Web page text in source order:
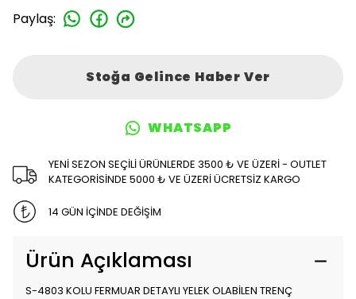
Paylaş:
Stoğa Gelince Haber Ver
WHATSAPP
YENİ SEZON SEÇİLİ ÜRÜNLERDE 3500 ₺ VE ÜZERİ - OUTLET
KATEGORİSİNDE 5000 ₺ VE ÜZERİ ÜCRETSİZ KARGO
14 GÜN İÇİNDE DEĞİŞİM
Ürün Açıklaması
S-4803 KOLU FERMUAR DETAYLI YELEK OLABİLEN TRENÇ